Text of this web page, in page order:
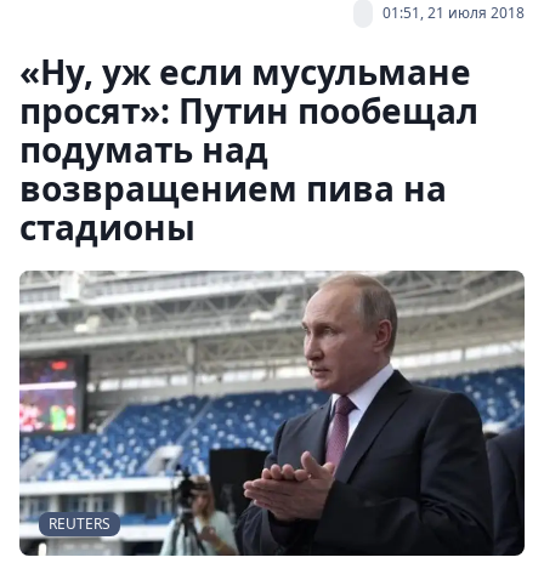
01:51, 21 июля 2018
«Ну, уж если мусульмане
просят»: Путин пообещал
подумать над
возвращением пива на
стадионы
REUTERS